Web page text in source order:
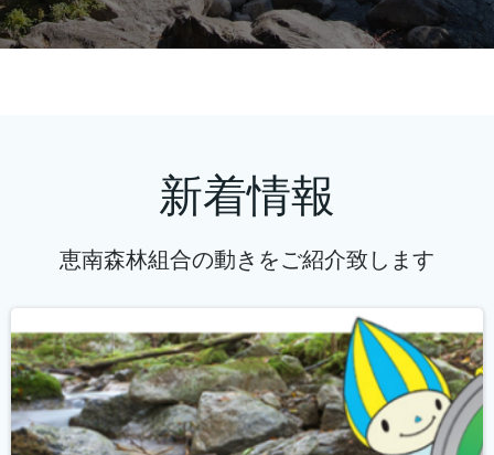
新着情報
恵南森林組合の動きをご紹介致します